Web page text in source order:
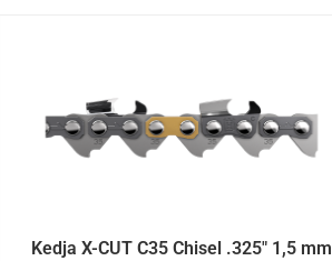
Kedja X-CUT C35 Chisel .325″ 1,5 mm